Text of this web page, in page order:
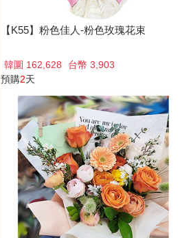
【K55】粉色佳人-粉色玫瑰花束
韓圜 162,628
台幣 3,903
預購2天